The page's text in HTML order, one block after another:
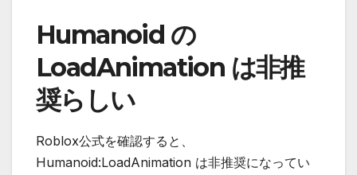
Humanoid の
LoadAnimation は非推
奨らしい
Roblox公式を確認すると、
Humanoid:LoadAnimation は非推奨になってい